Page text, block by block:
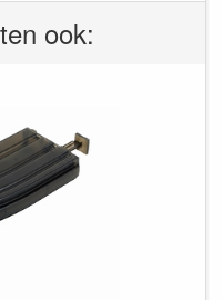
ook: